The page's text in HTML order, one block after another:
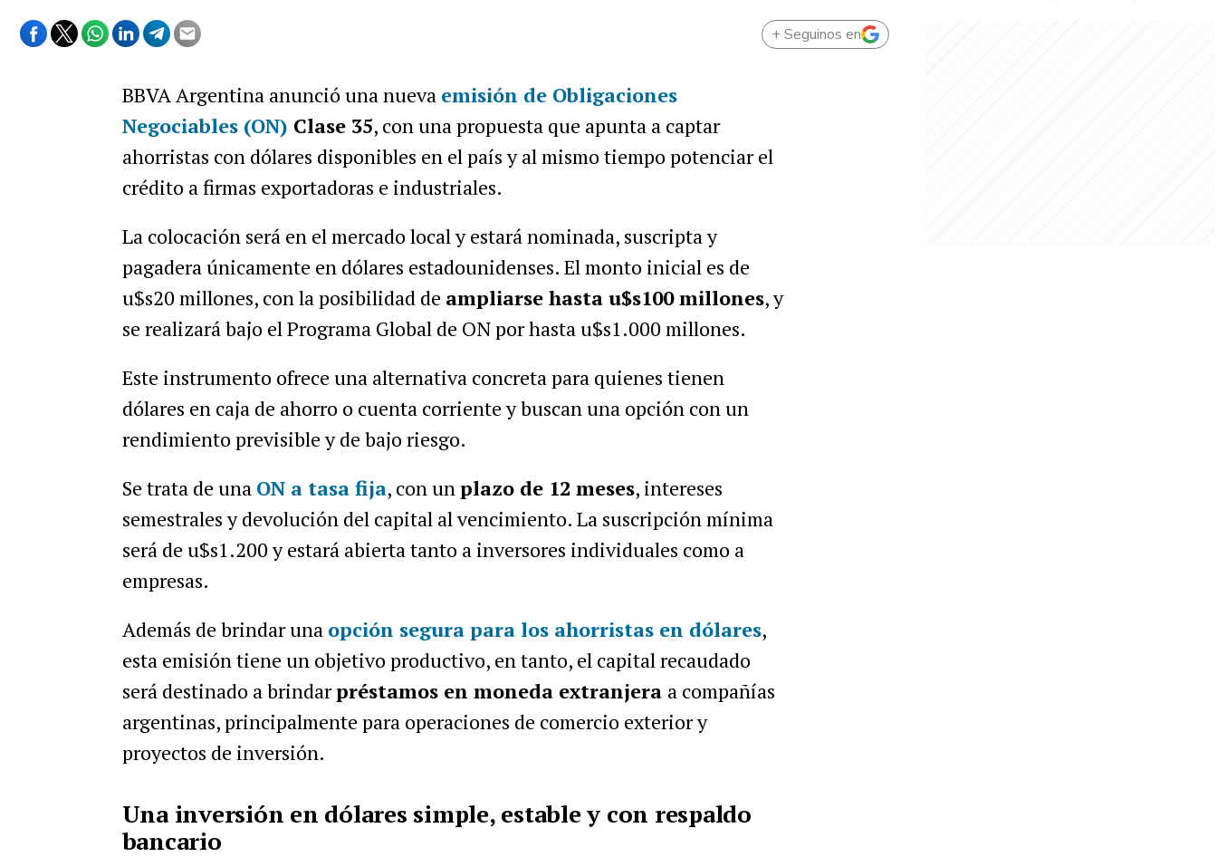
+ Seguinos en
BBVA Argentina anunció una nueva emisión de Obligaciones
Negociables (ON) Clase 35, con una propuesta que apunta a captar
ahorristas con dólares disponibles en el país y al mismo tiempo potenciar el
crédito a firmas exportadoras e industriales.
La colocación será en el mercado local y estará nominada, suscripta y
pagadera únicamente en dólares estadounidenses. El monto inicial es de
u$s20 millones, con la posibilidad de ampliarse hasta u$s100 millones, y
se realizará bajo el Programa Global de ON por hasta u$s1.000 millones.
Este instrumento ofrece una alternativa concreta para quienes tienen
dólares en caja de ahorro o cuenta corriente y buscan una opción con un
rendimiento previsible y de bajo riesgo.
Se trata de una ON a tasa fija, con unplazo de 12 meses, intereses
semestrales y devolución del capital al vencimiento. La suscripción mínima
será de u$s1.200 y estará abierta tanto a inversores individuales como a
empresas.
Además de brindar una opción segura para los ahorristas en dólares,
esta emisión tiene un objetivo productivo, en tanto, el capital recaudado
será destinado a brindarpréstamos en moneda extranjera a compañías
argentinas, principalmente para operaciones de comercio exterior y
proyectos de inversión.
Una inversión en dólares simple, estable y con respaldo
bancario